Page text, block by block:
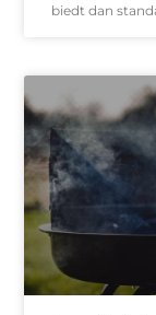
biedt dan